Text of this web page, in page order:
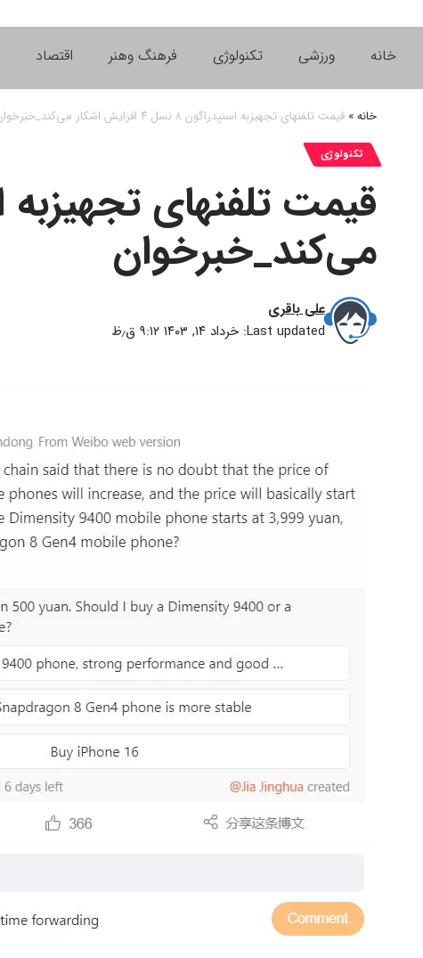
خانه ورزشی تکنولوژی فرهنگ وهنر اقتصاد
خانه» قیمت تلفنهای تجهیزبه اسنپدراگون ۸ نسل ۴ افزایش اشکار می‌کند_خبرخوان
تکنولوژی
می‌کند_خبرخوان
Last updated: خرداد ۱۴, ۱۴۰۳ ۹:۱۲ ق٫ظ
علی باقری